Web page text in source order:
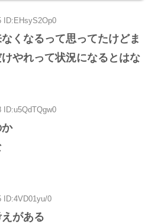
ID:EHsyS2Op0
くなるって思ってたけどま
やれって状況になるとはな
ID:u5QdTQgw0
ID:4VD01yu/0
がある